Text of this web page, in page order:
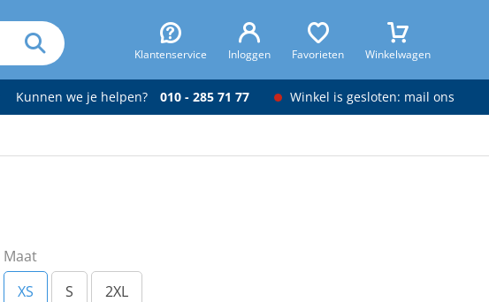
Klantenservice Inloggen Favorieten Winkelwagen
Kunnen we je helpen? 010 - 285 71 77 Winkel is gesloten: mail ons
Maat
XS
S 2XL